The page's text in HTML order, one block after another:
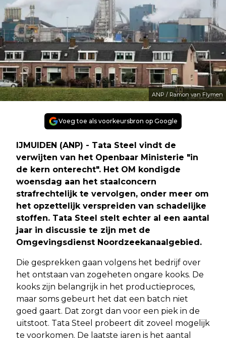
ANP / Ramon van Flymen
Voeg toe als voorkeursbron op Google
IJMUIDEN (ANP) - Tata Steel vindt de
verwijten van het Openbaar Ministerie "in
de kern onterecht". Het OM kondigde
woensdag aan het staalconcern
strafrechtelijk te vervolgen, onder meer om
het opzettelijk verspreiden van schadelijke
stoffen. Tata Steel stelt echter al een aantal
jaar in discussie te zijn met de
Omgevingsdienst Noordzeekanaalgebied.
Die gesprekken gaan volgens het bedrijf over
het ontstaan van zogeheten ongare kooks. De
kooks zijn belangrijk in het productieproces,
maar soms gebeurt het dat een batch niet
goed gaart. Dat zorgt dan voor een piek in de
uitstoot. Tata Steel probeert dit zoveel mogelijk
te voorkomen. De laatste jaren is het aantal